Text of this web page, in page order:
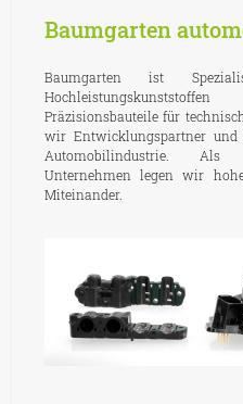
Baumgarten
Baumgarten ist
Präzisionsbauteile für
wir Entwicklungspartner und
Automobilindustrie. Als
Unternehmen legen wir
Miteinander.